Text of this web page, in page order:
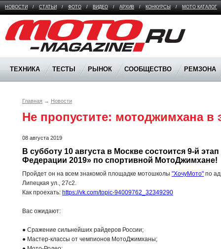
НОВОСТИ / СТАТЬИ / ФОТО / ВИДЕО / АРХИВ / КОНКУРСЫ / МОТО КАТАЛОГ
Moto Magazine
ТЕХНИКА ТЕСТЫ РЫНОК СООБЩЕСТВО РЕМЗОНА
Главная → Новости
Не пропустите: мотоджимхана
08 августа 2019
В субботу 10 августа в Москве состоится 9-й этап
Федерации 2019» по спортивной МотоДжимхане!
Пройдет он на всем знакомой площадке мотошколы "ХочуМото" по
Липецкая ул., 27с2.
Как проехать: https://vk.com/topic-94009762_32349290
Вас ожидают:
● Сражение сильнейших райдеров России;
● Мастер-классы от чемпионов МотоДжимханы;